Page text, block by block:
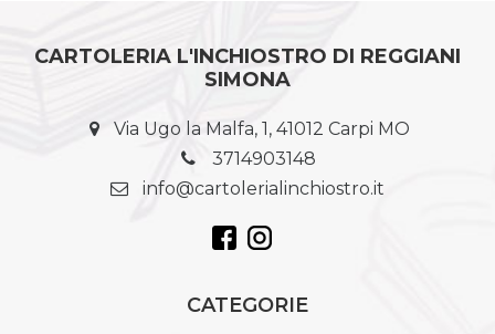
CARTOLERIA L'INCHIOSTRO DI REGGIANI
SIMONA
Via Ugo la Malfa, 1, 41012 Carpi MO
3714903148
info@cartolerialinchiostro.it
CATEGORIE